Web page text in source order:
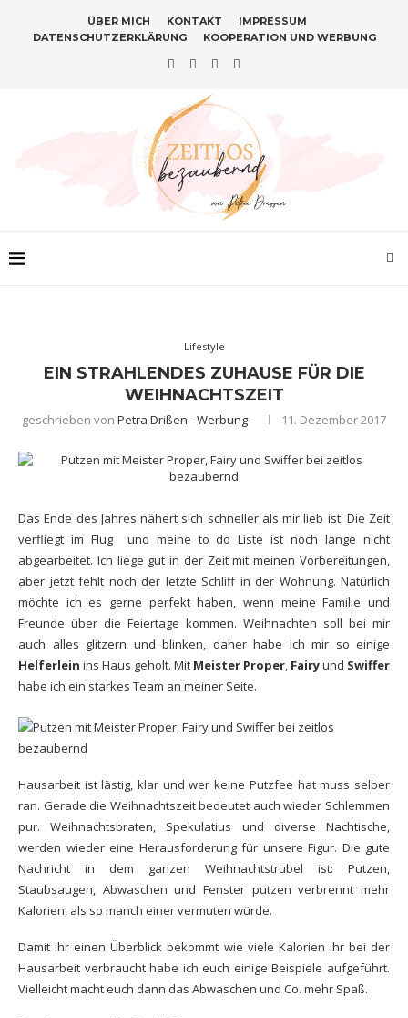
ÜBER MICH KONTAKT
IMPRESSUM
DATENSCHUTZERKLÄRUNG
KOOPERATION UND WERBUNG
Lifestyle
EIN STRAHLENDES ZUHAUSE FÜR DIE
WEIHNACHTSZEIT
geschrieben von Petra Drißen - Werbung - 11. Dezember 2017
Das Ende des Jahres nähert sich schneller als mir lieb ist. Die Zeit
verfliegt im Flug und meine to do Liste ist noch lange nicht
abgearbeitet. Ich liege gut in der Zeit mit meinen Vorbereitungen,
aber jetzt fehlt noch der letzte Schliff in der Wohnung. Natürlich
möchte ich es gerne perfekt haben, wenn meine Familie und
Freunde über die Feiertage kommen. Weihnachten soll bei mir
auch alles glitzern und blinken, daher habe ich mir so einige
Helferlein ins Haus geholt. Mit Meister Proper, Fairyund Swiffer
habe ich ein starkes Team an meiner Seite.
Hausarbeit ist lästig, klar und wer keine Putzfee hat muss selber
ran. Gerade die Weihnachtszeit bedeutet auch wieder Schlemmen
pur. Weihnachtsbraten, Spekulatius und diverse Nachtische,
werden wieder eine Herausforderung für unsere Figur. Die gute
Nachricht in dem ganzen Weihnachtstrubel ist: Putzen,
Staubsaugen, Abwaschen und Fenster putzen verbrennt mehr
Kalorien, als so manch einer vermuten würde.
Damit ihr einen Überblick bekommt wie viele Kalorien ihr bei der
Hausarbeit verbraucht habe ich euch einige Beispiele aufgeführt.
Vielleicht macht euch dann das Abwaschen und Co. mehr Spaß.